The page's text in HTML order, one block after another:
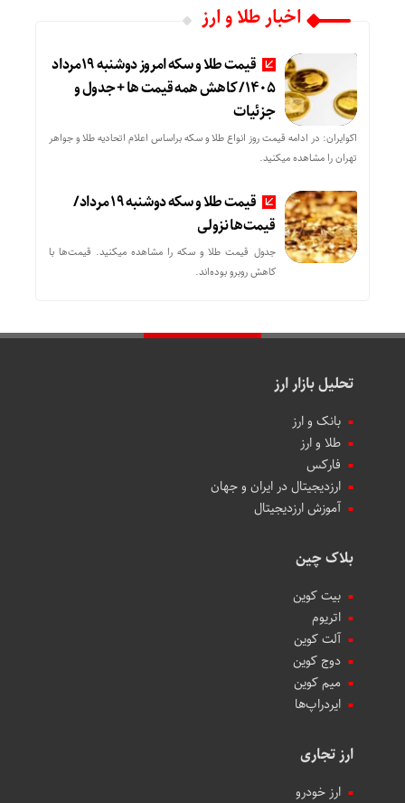
اخبار طلا و ارز
قیمت طلا و سکه امروز دوشنبه 19مرداد
1405/ کاهش همه قیمت ها + جدول و
جزئیات
اکوایران: در ادامه قیمت روز انواع طلا و سکه براساس اعلام اتحادیه طلا و جواهر
تهران را مشاهده میکنید.
قیمت طلا و سکه دوشنبه 19 مرداد/
قیمت‌ها نزولی
جدول قیمت طلا و سکه را مشاهده میکنید. قیمت‌ها با
کاهش روبرو بوده‌اند.
تحلیل بازار ارز
بانک و ارز
طلا و ارز
فارکس
ارزدیجیتال در ایران و جهان
آموزش ارزدیجیتال
بلاک چین
بیت کوین
اتریوم
آلت کوین
دوج کوین
میم کوین‌
ایردراپ‌ها
ارز تجاری
ارز خودرو